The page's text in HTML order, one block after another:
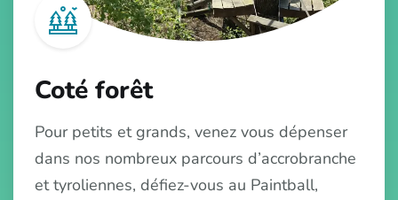
Coté forêt
Pour petits et grands, venez vous dépenser
dans nos nombreux parcours d’accrobranche
et tyroliennes, défiez-vous au Paintball,